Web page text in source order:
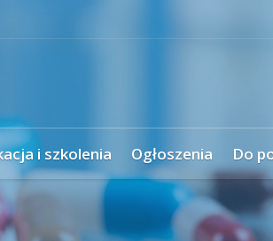
i szkolenia Ogłoszenia Do